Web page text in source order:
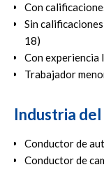
Con
Sin
18)
Con experiencia
Trabajador
Industria
Conductor de
Conductor de